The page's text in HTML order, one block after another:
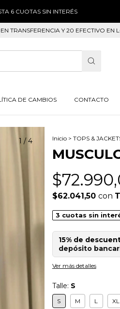
6 CUOTAS SIN INTERÉS
Y 20 EFECTIVO EN LOCAL -
DE CAMBIOS CONTACTO
1 / 4 Inicio > TOPS &
$62.041,50 con
3 cuotas sin
15% de
depósito
Ver más detalles
Talle: S
S M L XL